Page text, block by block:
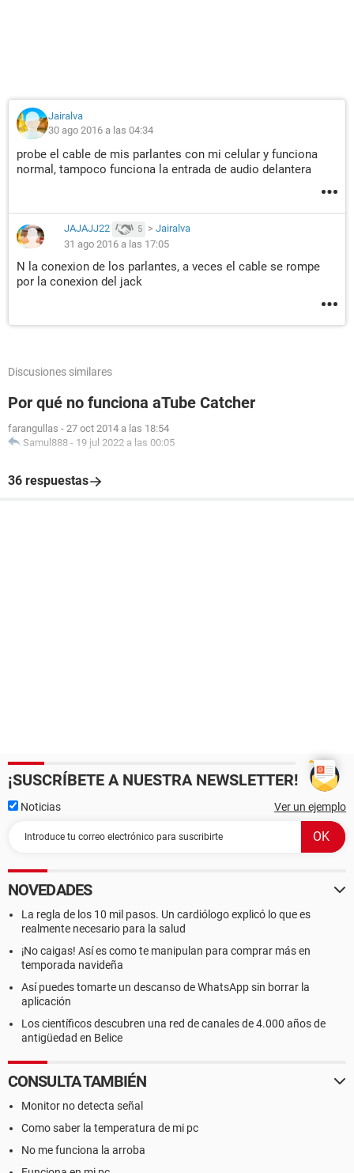
Jairalva
30 ago 2016 a las 04:34
probe el cable de mis parlantes con mi celular y funciona
normal, tampoco funciona la entrada de audio delantera
JAJAJJ22 5 > Jairalva
31 ago 2016 a las 17:05
N la conexion de los parlantes, a veces el cable se rompe
por la conexion del jack
Discusiones similares
Por qué no funciona aTube Catcher
farangullas - 27 oct 2014 a las 18:54
Samul888 - 19 jul 2022 a las 00:05
36 respuestas
¡SUSCRÍBETE A NUESTRA NEWSLETTER!
Noticias Ver un ejemplo
NOVEDADES
La regla de los 10 mil pasos. Un cardiólogo explicó lo que es
realmente necesario para la salud
¡No caigas! Así es como te manipulan para comprar más en
temporada navideña
Así puedes tomarte un descanso de WhatsApp sin borrar la
aplicación
Los científicos descubren una red de canales de 4.000 años de
antigüedad en Belice
CONSULTA TAMBIÉN
Monitor no detecta señal
Como saber la temperatura de mi pc
No me funciona la arroba